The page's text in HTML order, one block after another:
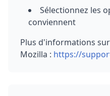
Sélectionnez les
conviennent
Plus d'informations
Mozilla : https://